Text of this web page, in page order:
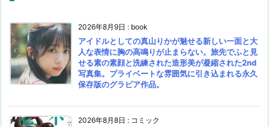
2026年8月9日 : book
アイドルとしての真山りかが魅せる新しい一面と大
人な表情に胸の高鳴りが止まらない。旅先でふと見
せる素の素顔と洗練された造形美が凝縮された2nd
写真集。プライベートな雰囲気に引き込まれる永久
保存版のグラビア作品。
2026年8月8日 : コミック